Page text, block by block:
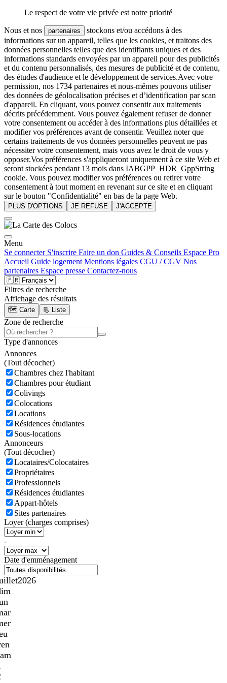
Le respect de votre vie privée est notre priorité
Nous et nos partenaires
stockons et/ou accédons à des
informations sur un appareil, telles que les cookies, et traitons des
données personnelles telles que des identifiants uniques et des
informations standards envoyées par un appareil pour des publicités
et du contenu personnalisés, des mesures de publicité et de contenu,
des études d'audience et le développement de services.Avec votre
permission, nos 1734 partenaires et nous-mêmes pouvons utiliser
des données de géolocalisation précises et d’identification par scan
d'appareil. En cliquant, vous pouvez consentir aux traitements
décrits précédemment. Vous pouvez également refuser de donner
votre consentement ou accéder à des informations plus détaillées et
modifier vos préférences avant de consentir. Veuillez noter que
certains traitements de vos données personnelles peuvent ne pas
nécessiter votre consentement, mais vous avez le droit de vous y
opposer.Vos préférences s'appliqueront uniquement à ce site Web et
seront stockées pendant 13 mois dans IABGPP_HDR_GppString
cookie. Vous pouvez modifier vos préférences ou retirer votre
consentement à tout moment en revenant sur ce site et en cliquant
sur le bouton "Confidentialité" en bas de la page Web.
PLUS D'OPTIONS JE REFUSE J'ACCEPTE
Menu
Se connecter S'inscrire Faire un don Guides & Conseils Espace Pro
Accueil Guide logement Mentions légales CGU / CGV Nos
partenaires Espace presse Contactez-nous
Filtres de recherche
Affichage des résultats
🗺️ Carte 📃 Liste
Zone de recherche
Type d'annonces
Annonces
(Tout décocher)
Chambres chez l'habitant
Chambres pour étudiant
Colivings
Colocations
Locations
Résidences étudiantes
Sous-locations
Annonceurs
(Tout décocher)
Locataires/Colocataires
Propriétaires
Professionnels
Résidences étudiantes
Appart-hôtels
Sites partenaires
Loyer (charges comprises)
-
Date d'emménagement
2026